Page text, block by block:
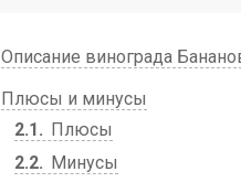
Описание винограда
Плюсы и минусы
2.1
Плюсы
2.2
Минусы